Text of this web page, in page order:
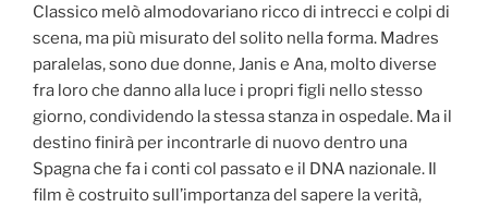
Classico melò almodovariano ricco di intrecci e colpi di
scena, ma più misurato del solito nella forma. Madres
paralelas, sono due donne, Janis e Ana, molto diverse
fra loro che danno alla luce i propri figli nello stesso
giorno, condividendo la stessa stanza in ospedale. Ma il
destino finirà per incontrarle di nuovo dentro una
Spagna che fa i conti col passato e il DNA nazionale. Il
film è costruito sull’importanza del sapere la verità,